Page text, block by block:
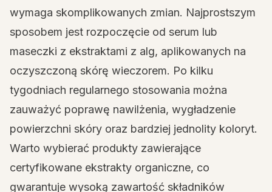
wymaga skomplikowanych zmian. Najprostszym
sposobem jest rozpoczęcie od serum lub
maseczki z ekstraktami z alg, aplikowanych na
oczyszczoną skórę wieczorem. Po kilku
tygodniach regularnego stosowania można
zauważyć poprawę nawilżenia, wygładzenie
powierzchni skóry oraz bardziej jednolity koloryt.
Warto wybierać produkty zawierające
certyfikowane ekstrakty organiczne, co
gwarantuje wysoką zawartość składników